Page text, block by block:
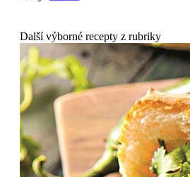
Další výborné recepty z rubriky